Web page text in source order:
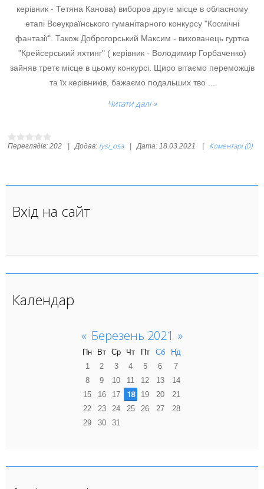
керівник - Тетяна Канова) виборов друге місце в обласному
етапі Всеукраїнського гуманітарного конкурсу "Космічні
фантазії". Також Доброгорський Максим - вихованець гуртка
"Крейсерський яхтинг" ( керівник - Володимир Горбаченко)
зайняв третє місце в цьому конкурсі. Щиро вітаємо переможців
та їх керівників, бажаємо подальших тво ...
Читати далі »
Переглядів: 202 Додав: lysi_osa Дата: 18.03.2021 Коментарі (0)
Вхід на сайт
Календар
« Березень 2021 »
Пн Вт Ср Чт Пт Сб
Нд
1
2 3 4 5 6
7
8
9 10 11 12 13
14
15
16 17 18 19 20
21
22
23 24 25 26 27
28
29
30 31